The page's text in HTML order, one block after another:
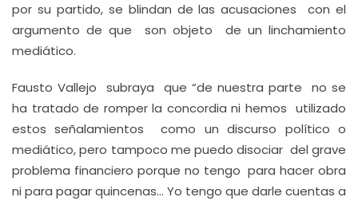
por su partido, se blindan de las acusaciones con el
argumento de que son objeto de un linchamiento
mediático.
Fausto Vallejo subraya que “de nuestra parte no se
ha tratado de romper la concordia ni hemos utilizado
estos señalamientos como un discurso político o
mediático, pero tampoco me puedo disociar del grave
problema financiero porque no tengo para hacer obra
ni para pagar quincenas… Yo tengo que darle cuentas a